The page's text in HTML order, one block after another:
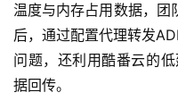
温度与内存占用数据，团
后，通过配置代理转发
问题，还利用酷番云的
据回传。